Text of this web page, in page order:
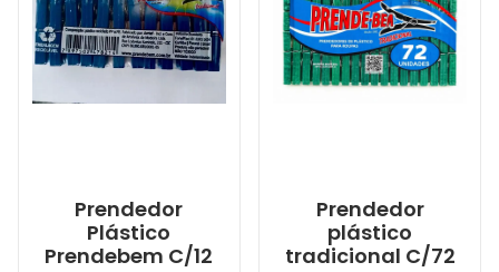
Prendedor
Plástico
Prendebem C/12
Prendedor
plástico
tradicional C/72